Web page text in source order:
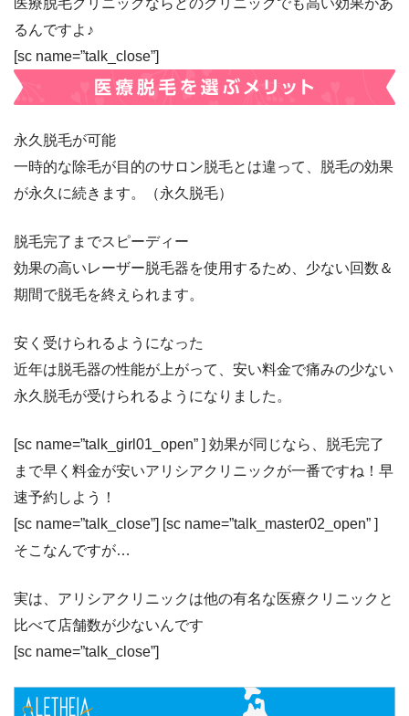
医療脱毛クリニックならどのクリニックでも高い効果があ
るんですよ♪
[sc name=”talk_close”]
永久脱毛が可能
一時的な除毛が目的のサロン脱毛とは違って、脱毛の効果
が永久に続きます。（永久脱毛）
脱毛完了までスピーディー
効果の高いレーザー脱毛器を使用するため、少ない回数＆
期間で脱毛を終えられます。
安く受けられるようになった
近年は脱毛器の性能が上がって、安い料金で痛みの少ない
永久脱毛が受けられるようになりました。
[sc name=”talk_girl01_open” ] 効果が同じなら、脱毛完了
まで早く料金が安いアリシアクリニックが一番ですね！ 早
速予約しよう！
[sc name=”talk_close”] [sc name=”talk_master02_open” ]
そこなんですが…
実は、アリシアクリニックは他の有名な医療クリニックと
比べて店舗数が少ないんです
[sc name=”talk_close”]